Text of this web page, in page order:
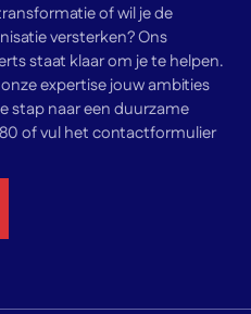
of wil je de
versterken? Ons
staat klaar om je te helpen.
expertise jouw ambities
stap naar een duurzame
of vul het contactformulier